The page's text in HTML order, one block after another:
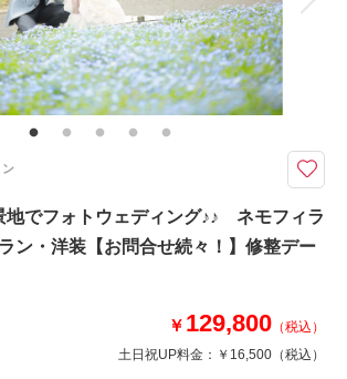
家族用衣装レンタル ペットと撮影
タジオフォトプラン
orエレガントなウェディングドレスを着てお撮影が出
を1点お選びください。 データ80カット付き。
する
を確認する
ン
でフォトウェディング♪♪ ネモフィラ
ン・洋装【お問合せ続々！】修整デー
￥ 129,800 （税込）
土日祝UP料金： ￥16,500 （税込）